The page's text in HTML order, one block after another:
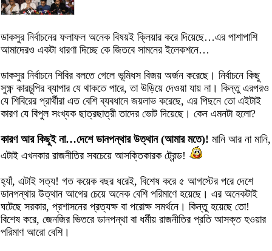
ডাকসুর নির্বাচনের ফলাফল অনেক বিষয়ই ক্লিয়ার করে দিয়েছে…এর পাশাপাশি
আমাদেরও একটা ধারণা দিচ্ছে কে জিতবে সামনের ইলেকশনে…
ডাকসুর নির্বাচনে শিবির বলতে গেলে ভূমিধস বিজয় অর্জন করেছে। নির্বাচনে কিছু
সুক্ষ্ণ কারচুপির ব্যাপার যে থাকতে পারে, তা উড়িয়ে দেওয়া যায় না। কিন্তু এরপরও
যে শিবিরের প্রার্থীরা এত বেশি ব্যবধানে জয়লাভ করেছে, এর পিছনে তো এইটাই
কারণ যে বিপুল সংখ্যক ছাত্রছাত্রী তাদের ভোট দিয়েছে। কেন এমনটা হলো?
কারণ আর কিছুই না…দেশে ডানপন্থার উত্থান (আমার মতে)! মানি আর না মানি,
এটাই এখনকার রাজনীতির সবচেয়ে আসক্তিকারক ট্রেন্ড!
হ্যাঁ, এটাই সত্য! গত কয়েক বছর ধরেই, বিশেষ করে ৫ আগস্টের পরে দেশে
ডানপন্থার উত্থান আগের চেয়ে অনেক বেশি পরিমাণে হয়েছে। এর অনেকটাই
ঘটেছে সরকার, প্রশাসনের প্রত্যক্ষ বা পরোক্ষ সমর্থনে। কিন্তু হয়েছে তো!
বিশেষ করে, জেনজির ভিতরে ডানপন্থা বা ধর্মীয় রাজনীতির প্রতি আসক্ত হওয়ার
পরিমাণ আরো বেশি।